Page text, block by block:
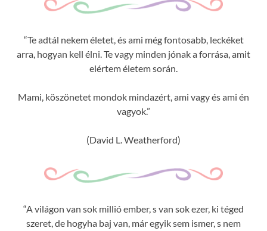
“Te adtál nekem életet, és ami még fontosabb, leckéket
arra, hogyan kell élni. Te vagy minden jónak a forrása, amit
elértem életem során.
Mami, köszönetet mondok mindazért, ami vagy és ami én
vagyok.”
(David L. Weatherford)
“A világon van sok millió ember, s van sok ezer, ki téged
szeret, de hogyha baj van, már egyik sem ismer, s nem